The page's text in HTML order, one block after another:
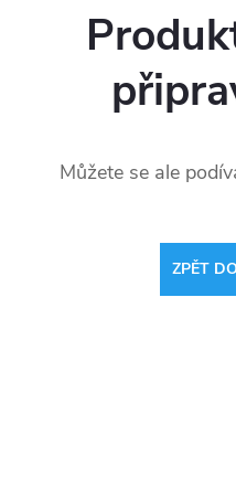
Můžete se ale
ZPĚT